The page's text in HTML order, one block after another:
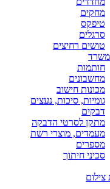
מחקים
טיפקס
סרגלים
טושים רחיצים
משרד
חותמות
מחשבונים
מכונות חישוב
גומיות, סיכות, נעצים
דבקים
מתקן לסרטי הדבקה
מעמדים, מוצרי רשת
מספרים
סכיני חיתוך
צילום